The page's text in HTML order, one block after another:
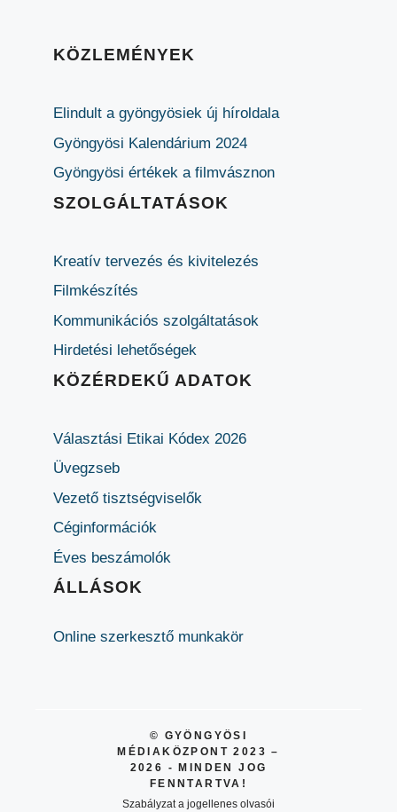
KÖZLEMÉNYEK
Elindult a gyöngyösiek új híroldala
Gyöngyösi Kalendárium 2024
Gyöngyösi értékek a filmvásznon
SZOLGÁLTATÁSOK
Kreatív tervezés és kivitelezés
Filmkészítés
Kommunikációs szolgáltatások
Hirdetési lehetőségek
KÖZÉRDEKŰ ADATOK
Választási Etikai Kódex 2026
Üvegzseb
Vezető tisztségviselők
Céginformációk
Éves beszámolók
ÁLLÁSOK
Online szerkesztő munkakör
© GYÖNGYÖSI
MÉDIAKÖZPONT 2023 –
2026 - MINDEN JOG
FENNTARTVA!
Szabályzat a jogellenes olvasói